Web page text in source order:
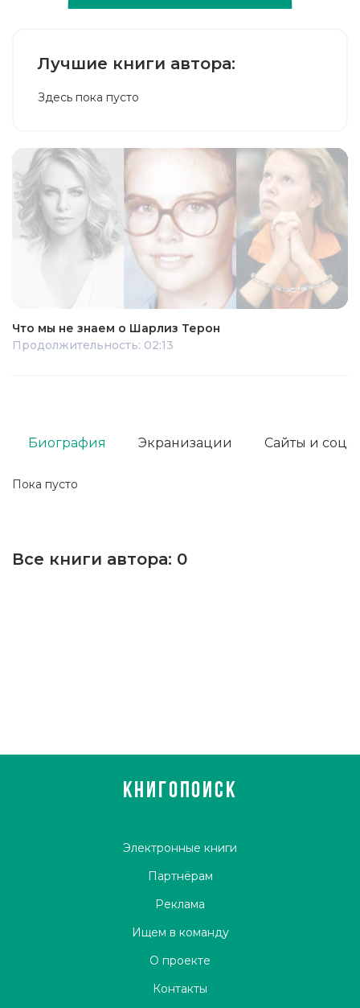
Лучшие книги автора:
Здесь пока пусто
Что мы не знаем о Шарлиз Терон
Продолжительность: 02:13
Пока пусто
Биография Экранизации Сайты и соц.
Все книги автора: 0
КНИГОПОИСК
Электронные книги
Партнёрам
Реклама
Ищем в команду
О проекте
Контакты